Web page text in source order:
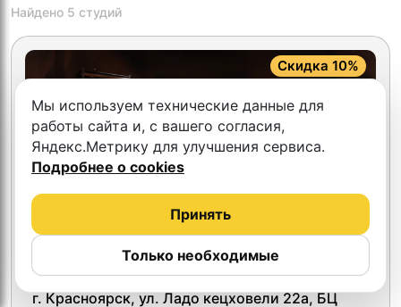
Найдено 5 студий
Скидка 10%
МедиаЦЕХ 4.8
г. Красноярск, ул. Ладо кецховели 22а, БЦ
Мы используем технические данные для
работы сайта и, с вашего согласия,
Яндекс.Метрику для улучшения сервиса.
Подробнее о cookies
Только необходимые
Принять